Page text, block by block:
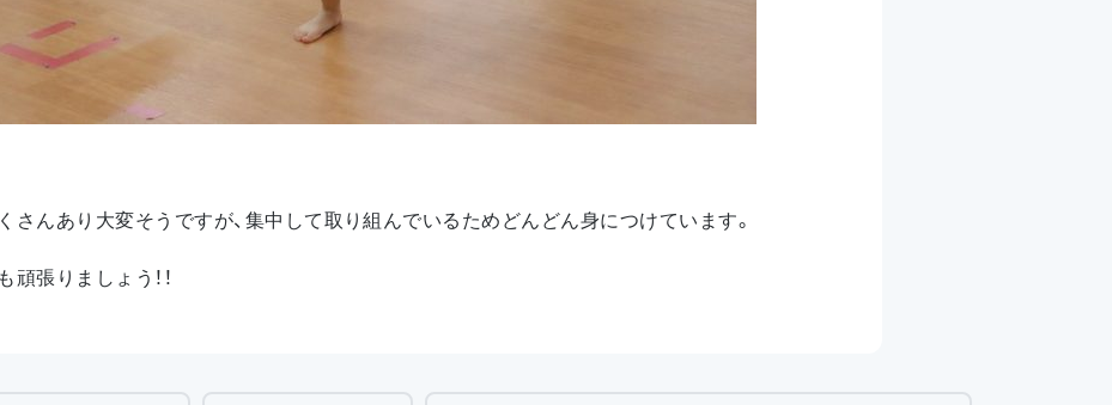
さんあり大変そうですが、集中して取り組んでいるためどんどん身につけています。
張りましょう！！